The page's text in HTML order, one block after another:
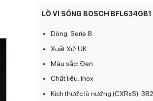
là:
tại
LÒ VI SÓNG BOSCH BFL634GB1
Dòng: Serie 8
Xuất Xứ: UK
Màu sắc: Đen
Chất liệu: Inox
Kích thước lò nướng (CXRxS):